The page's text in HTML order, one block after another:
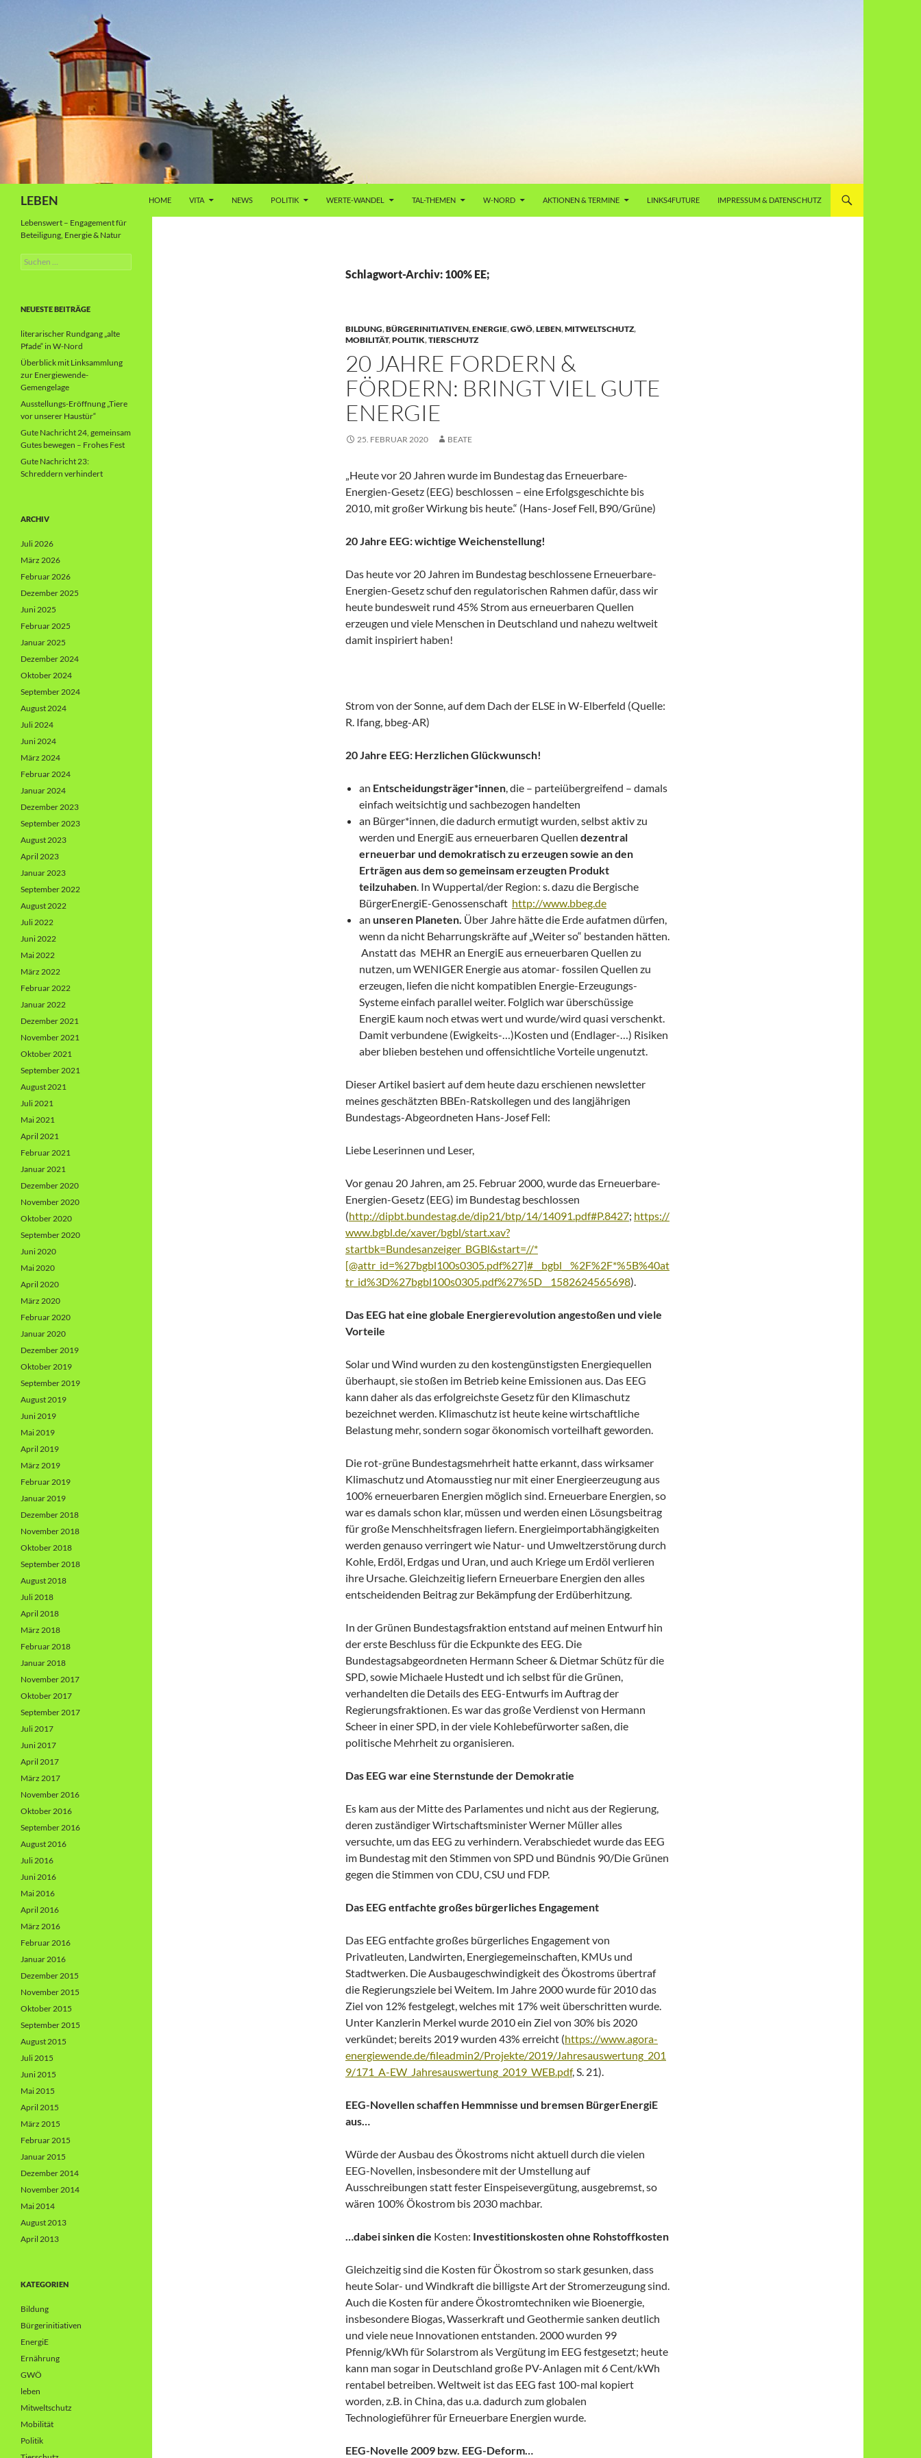
LEBEN HOME VITA NEWS POLITIK WERTE-WANDEL TAL-THEMEN W-NORD AKTIONEN & TERMINE LINKS4FUTURE IMPRESSUM & DATENSCHUTZ
Schlagwort-Archiv: 100% EE;
BILDUNG,BÜRGERINITIATIVEN,ENERGIE,GWÖ,LEBEN,MITWELTSCHUTZ,
MOBILITÄT,POLITIK,TIERSCHUTZ
20 JAHRE FORDERN &
FÖRDERN: BRINGT VIEL GUTE
ENERGIE
25. FEBRUAR 2020 BEATE
„Heute vor 20 Jahren wurde im Bundestag das Erneuerbare-
Energien-Gesetz (EEG) beschlossen – eine Erfolgsgeschichte bis
2010, mit großer Wirkung bis heute.“ (Hans-Josef Fell, B90/Grüne)
20 Jahre EEG: wichtige Weichenstellung!
Das heute vor 20 Jahren im Bundestag beschlossene Erneuerbare-
Energien-Gesetz schuf den regulatorischen Rahmen dafür, dass wir
heute bundesweit rund 45% Strom aus erneuerbaren Quellen
erzeugen und viele Menschen in Deutschland und nahezu weltweit
damit inspiriert haben!
Strom von der Sonne, auf dem Dach der ELSE in W-Elberfeld (Quelle:
R. Ifang, bbeg-AR)
20 Jahre EEG: Herzlichen Glückwunsch!
an Entscheidungsträger*innen, die – parteiübergreifend – damals
einfach weitsichtig und sachbezogen handelten
an Bürger*innen, die dadurch ermutigt wurden, selbst aktiv zu
werden und EnergiE aus erneuerbaren Quellen dezentral
erneuerbar und demokratisch zu erzeugen sowie an den
Erträgen aus dem so gemeinsam erzeugten Produkt
teilzuhaben. In Wuppertal/der Region: s. dazu die Bergische
BürgerEnergiE-Genossenschaft http://www.bbeg.de
an unseren Planeten. Über Jahre hätte die Erde aufatmen dürfen,
wenn da nicht Beharrungskräfte auf „Weiter so“ bestanden hätten.
Anstatt das MEHR an EnergiE aus erneuerbaren Quellen zu
nutzen, um WENIGER Energie aus atomar- fossilen Quellen zu
erzeugen, liefen die nicht kompatiblen Energie-Erzeugungs-
Systeme einfach parallel weiter. Folglich war überschüssige
EnergiE kaum noch etwas wert und wurde/wird quasi verschenkt.
Damit verbundene (Ewigkeits-…)Kosten und (Endlager-…) Risiken
aber blieben bestehen und offensichtliche Vorteile ungenutzt.
Dieser Artikel basiert auf dem heute dazu erschienen newsletter
meines geschätzten BBEn-Ratskollegen und des langjährigen
Bundestags-Abgeordneten Hans-Josef Fell:
Liebe Leserinnen und Leser,
Vor genau 20 Jahren, am 25. Februar 2000, wurde das Erneuerbare-
Energien-Gesetz (EEG) im Bundestag beschlossen
(http://dipbt.bundestag.de/dip21/btp/14/14091.pdf#P.8427; https://
www.bgbl.de/xaver/bgbl/start.xav?
startbk=Bundesanzeiger_BGBl&start=//*
[@attr_id=%27bgbl100s0305.pdf%27]#__bgbl__%2F%2F*%5B%40at
tr_id%3D%27bgbl100s0305.pdf%27%5D__1582624565698).
Das EEG hat eine globale Energierevolution angestoßen und viele
Vorteile
Solar und Wind wurden zu den kostengünstigsten Energiequellen
überhaupt, sie stoßen im Betrieb keine Emissionen aus. Das EEG
kann daher als das erfolgreichste Gesetz für den Klimaschutz
bezeichnet werden. Klimaschutz ist heute keine wirtschaftliche
Belastung mehr, sondern sogar ökonomisch vorteilhaft geworden.
Die rot-grüne Bundestagsmehrheit hatte erkannt, dass wirksamer
Klimaschutz und Atomausstieg nur mit einer Energieerzeugung aus
100% erneuerbaren Energien möglich sind. Erneuerbare Energien, so
war es damals schon klar, müssen und werden einen Lösungsbeitrag
für große Menschheitsfragen liefern. Energieimportabhängigkeiten
werden genauso verringert wie Natur- und Umweltzerstörung durch
Kohle, Erdöl, Erdgas und Uran, und auch Kriege um Erdöl verlieren
ihre Ursache. Gleichzeitig liefern Erneuerbare Energien den alles
entscheidenden Beitrag zur Bekämpfung der Erdüberhitzung.
In der Grünen Bundestagsfraktion entstand auf meinen Entwurf hin
der erste Beschluss für die Eckpunkte des EEG. Die
Bundestagsabgeordneten Hermann Scheer & Dietmar Schütz für die
SPD, sowie Michaele Hustedt und ich selbst für die Grünen,
verhandelten die Details des EEG-Entwurfs im Auftrag der
Regierungsfraktionen. Es war das große Verdienst von Hermann
Scheer in einer SPD, in der viele Kohlebefürworter saßen, die
politische Mehrheit zu organisieren.
Das EEG war eine Sternstunde der Demokratie
Es kam aus der Mitte des Parlamentes und nicht aus der Regierung,
deren zuständiger Wirtschaftsminister Werner Müller alles
versuchte, um das EEG zu verhindern. Verabschiedet wurde das EEG
im Bundestag mit den Stimmen von SPD und Bündnis 90/Die Grünen
gegen die Stimmen von CDU, CSU und FDP.
Das EEG entfachte großes bürgerliches Engagement
Das EEG entfachte großes bürgerliches Engagement von
Privatleuten, Landwirten, Energiegemeinschaften, KMUs und
Stadtwerken. Die Ausbaugeschwindigkeit des Ökostroms übertraf
die Regierungsziele bei Weitem. Im Jahre 2000 wurde für 2010 das
Ziel von 12% festgelegt, welches mit 17% weit überschritten wurde.
Unter Kanzlerin Merkel wurde 2010 ein Ziel von 30% bis 2020
verkündet; bereits 2019 wurden 43% erreicht (https://www.agora-
energiewende.de/fileadmin2/Projekte/2019/Jahresauswertung_201
9/171_A-EW_Jahresauswertung_2019_WEB.pdf, S. 21).
EEG-Novellen schaffen Hemmnisse und bremsen BürgerEnergiE
aus…
Würde der Ausbau des Ökostroms nicht aktuell durch die vielen
EEG-Novellen, insbesondere mit der Umstellung auf
Ausschreibungen statt fester Einspeisevergütung, ausgebremst, so
wären 100% Ökostrom bis 2030 machbar.
…dabei sinken die Kosten: Investitionskosten ohne Rohstoffkosten
Gleichzeitig sind die Kosten für Ökostrom so stark gesunken, dass
heute Solar- und Windkraft die billigste Art der Stromerzeugung sind.
Auch die Kosten für andere Ökostromtechniken wie Bioenergie,
insbesondere Biogas, Wasserkraft und Geothermie sanken deutlich
und viele neue Innovationen entstanden. 2000 wurden 99
Pfennig/kWh für Solarstrom als Vergütung im EEG festgesetzt; heute
kann man sogar in Deutschland große PV-Anlagen mit 6 Cent/kWh
rentabel betreiben. Weltweit ist das EEG fast 100-mal kopiert
worden, z.B. in China, das u.a. dadurch zum globalen
Technologieführer für Erneuerbare Energien wurde.
EEG-Novelle 2009 bzw. EEG-Deform…
Lebenswert – Engagement für
Beteiligung, Energie & Natur
Suche
nach:
NEUESTE BEITRÄGE
literarischer Rundgang „alte
Pfade“ in W-Nord
Überblick mit Linksammlung
zur Energiewende-
Gemengelage
Ausstellungs-Eröffnung „Tiere
vor unserer Haustür“
Gute Nachricht 24, gemeinsam
Gutes bewegen – Frohes Fest
Gute Nachricht 23:
Schreddern verhindert
ARCHIV
Juli 2026
März 2026
Februar 2026
Dezember 2025
Juni 2025
Februar 2025
Januar 2025
Dezember 2024
Oktober 2024
September 2024
August 2024
Juli 2024
Juni 2024
März 2024
Februar 2024
Januar 2024
Dezember 2023
September 2023
August 2023
April 2023
Januar 2023
September 2022
August 2022
Juli 2022
Juni 2022
Mai 2022
März 2022
Februar 2022
Januar 2022
Dezember 2021
November 2021
Oktober 2021
September 2021
August 2021
Juli 2021
Mai 2021
April 2021
Februar 2021
Januar 2021
Dezember 2020
November 2020
Oktober 2020
September 2020
Juni 2020
Mai 2020
April 2020
März 2020
Februar 2020
Januar 2020
Dezember 2019
Oktober 2019
September 2019
August 2019
Juni 2019
Mai 2019
April 2019
März 2019
Februar 2019
Januar 2019
Dezember 2018
November 2018
Oktober 2018
September 2018
August 2018
Juli 2018
April 2018
März 2018
Februar 2018
Januar 2018
November 2017
Oktober 2017
September 2017
Juli 2017
Juni 2017
April 2017
März 2017
November 2016
Oktober 2016
September 2016
August 2016
Juli 2016
Juni 2016
Mai 2016
April 2016
März 2016
Februar 2016
Januar 2016
Dezember 2015
November 2015
Oktober 2015
September 2015
August 2015
Juli 2015
Juni 2015
Mai 2015
April 2015
März 2015
Februar 2015
Januar 2015
Dezember 2014
November 2014
Mai 2014
August 2013
April 2013
KATEGORIEN
Bildung
Bürgerinitiativen
EnergiE
Ernährung
GWÖ
leben
Mitweltschutz
Mobilität
Politik